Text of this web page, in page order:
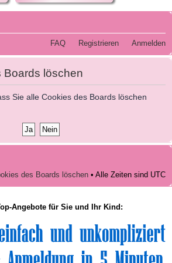
FAQ Registrieren Anmelden
Boards löschen
Sie alle Cookies des Boards löschen
des Boards löschen • Alle Zeiten sind UTC
Angebote für Sie und Ihr Kind: